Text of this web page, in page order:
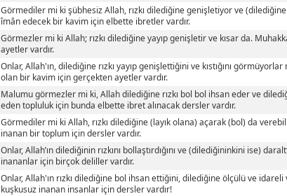
Görmediler mi ki şübhesiz Allah, rızkı dilediğine genişletiyor ve
îmân edecek bir kavim için elbette ibretler vardır.
Görmezler mi ki Allah; rızkı dilediğine yayıp genişletir ve kısar da.
ayetler vardır.
Onlar, Allah'ın, dilediğine rızkı yayıp genişlettiğini ve kıstığını
olan bir kavim için gerçekten ayetler vardır.
Malumu görmezler mi ki, Allah dilediğine rızkı bol bol ihsan eder ve
eden topluluk için bunda elbette ibret alınacak dersler vardır.
Görmediler mi ki Allah, rızkı dilediğine (layık olana) açarak (bol) da
inanan bir toplum için dersler vardır.
Onlar, Allah’ın dilediğinin rızkını bollaştırdığını ve (dilediğininkini ise)
inananlar için birçok deliller vardır.
Onlar, Allah'ın rızkı dilediğine bol ihsan ettiğini, dilediğine ölçülü ve
kuşkusuz inanan insanlar için dersler vardır!